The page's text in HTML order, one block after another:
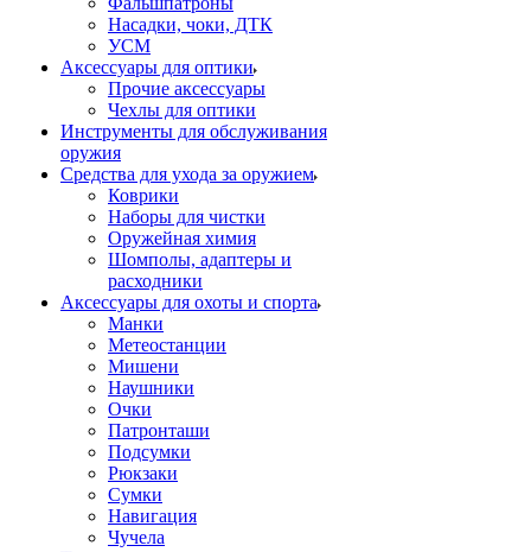
Насадки, чоки, ДТК
УСМ
Аксессуары для оптики
Прочие аксессуары
Чехлы для оптики
Инструменты для обслуживания
оружия
Средства для ухода за оружием
Коврики
Наборы для чистки
Оружейная химия
Шомполы, адаптеры и
расходники
Аксессуары для охоты и спорта
Манки
Метеостанции
Мишени
Наушники
Очки
Патронташи
Подсумки
Рюкзаки
Сумки
Навигация
Чучела